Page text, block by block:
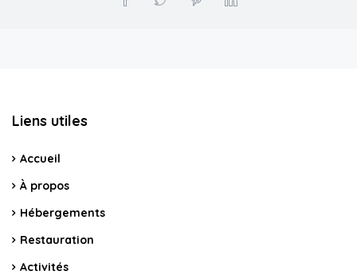
Liens utiles
Accueil
À propos
Hébergements
Restauration
Activités